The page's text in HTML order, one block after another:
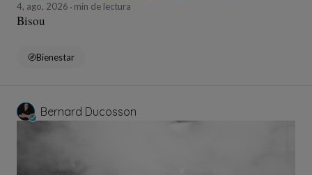
4, ago, 2026 min de lectura
Bisou
Bienestar
Bernard Ducosson